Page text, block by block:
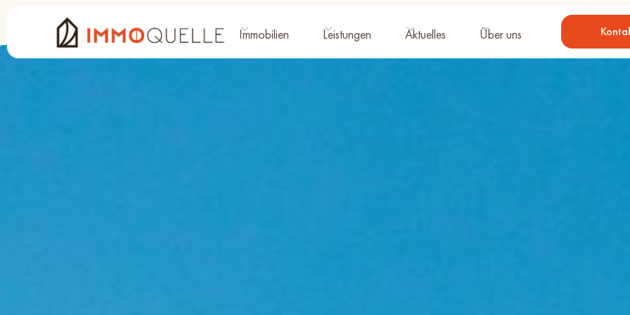
Immobilien Leistungen Aktuelles Über uns